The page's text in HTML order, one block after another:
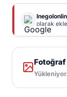
olarak
Fotoğraf